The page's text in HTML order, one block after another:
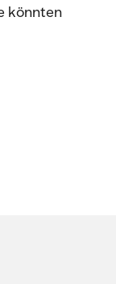
könnten